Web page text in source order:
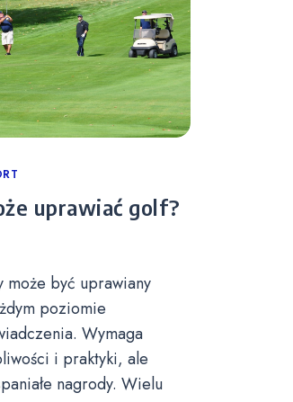
uprawiać golf?
być uprawiany
poziomie
Wymaga
i praktyki, ale
nagrody. Wielu